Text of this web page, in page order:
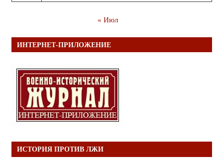
« Июл
ИНТЕРНЕТ-ПРИЛОЖЕНИЕ
ИСТОРИЯ ПРОТИВ ЛЖИ